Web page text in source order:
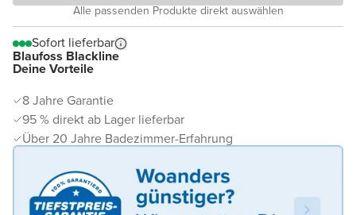
Blaufoss Blackline
Deine Vorteile
8 Jahre Garantie
95 % direkt ab Lager lieferbar
Über 20 Jahre Badezimmer-Erfahrung
Alle passenden Produkte direkt auswählen
Sofort lieferbar